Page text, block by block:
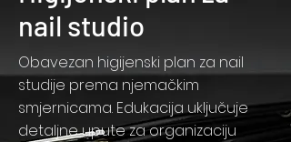
nail studio
Obavezan higijenski plan za nail
studije prema njemačkim
smjernicama. Edukacija uključuje
detaljne upute za organizaciju